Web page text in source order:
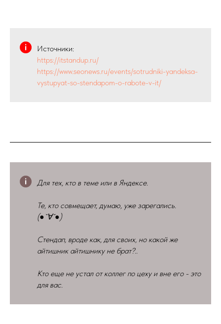
Источники:
https://itstandup.ru/
https://www.seonews.ru/events/sotrudniki-yandeksa-
vystupyat-so-stendapom-o-rabote-v-it/
Для тех, кто в теме или в Яндексе.
Те, кто совмещает, думаю, уже зарегались.
(●ˇ∀ˇ●)
Стендап, вроде как, для своих, но какой же
айтишник айтишнику не брат?..
Кто еще не устал от коллег по цеху и вне его - это
для вас.